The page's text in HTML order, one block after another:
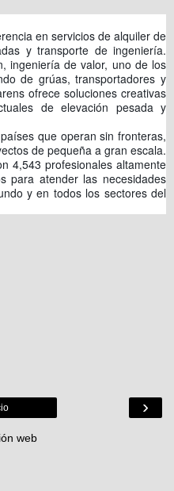
en servicios de alquiler de
y transporte de ingeniería.
ingeniería de valor, uno de los
de grúas, transportadores y
ofrece soluciones creativas
de elevación pesada y
que operan sin fronteras,
de pequeña a gran escala.
4,543 profesionales altamente
para atender las necesidades
y en todos los sectores del
›
web